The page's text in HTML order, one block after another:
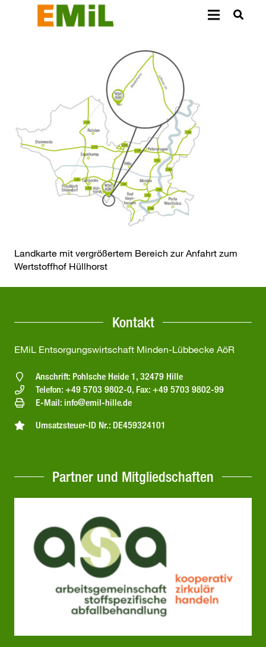
Landkarte mit vergrößertem Bereich zur Anfahrt zum
Wertstoffhof Hüllhorst
Kontakt
EMiL Entsorgungswirtschaft Minden-Lübbecke AöR
Anschrift: Pohlsche Heide 1, 32479 Hille
Telefon: +49 5703 9802-0, Fax: +49 5703 9802-99
E-Mail: info@emil-hille.de
Umsatzsteuer-ID Nr.: DE459324101
Partner und Mitgliedschaften